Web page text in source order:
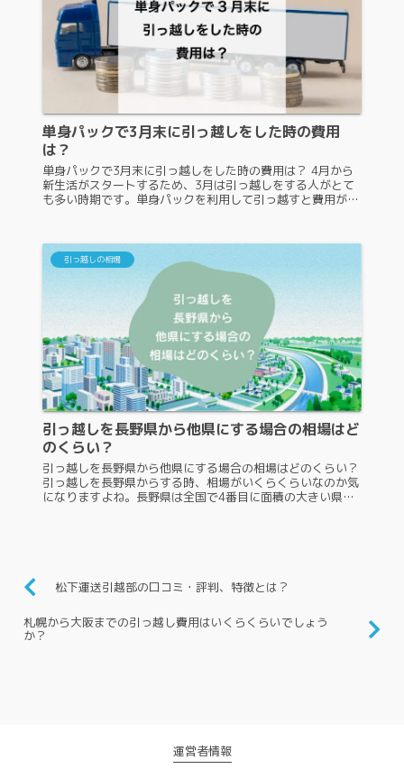
単身パックで3月末に引っ越しをした時の費用
は？
単身パックで3月末に引っ越しをした時の費用は？ 4月から
新生活がスタートするため、3月は引っ越しをする人がとて
も多い時期です。単身パックを利用して引っ越すと費用が安
引っ越しの相場
引っ越しを長野県から他県にする場合の相場はど
のくらい？
引っ越しを長野県から他県にする場合の相場はどのくらい？
引っ越しを長野県からする時、相場がいくらくらいなのか気
になりますよね。長野県は全国で4番目に面積の大きい県な
松下運送引越部の口コミ・評判、特徴とは？
札幌から大阪までの引っ越し費用はいくらくらいでしょう
か？
運営者情報